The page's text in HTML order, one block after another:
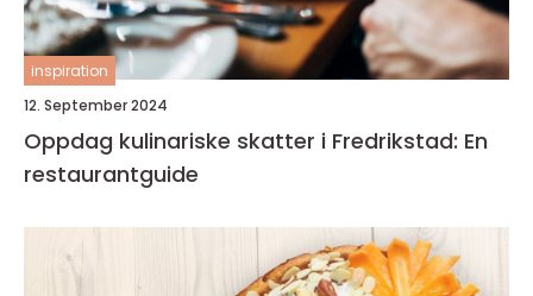
inspiration
12. September 2024
Oppdag kulinariske skatter i Fredrikstad: En
restaurantguide